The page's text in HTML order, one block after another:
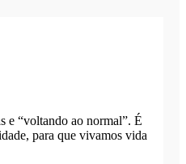
e “voltando ao normal”. É
para que vivamos vida